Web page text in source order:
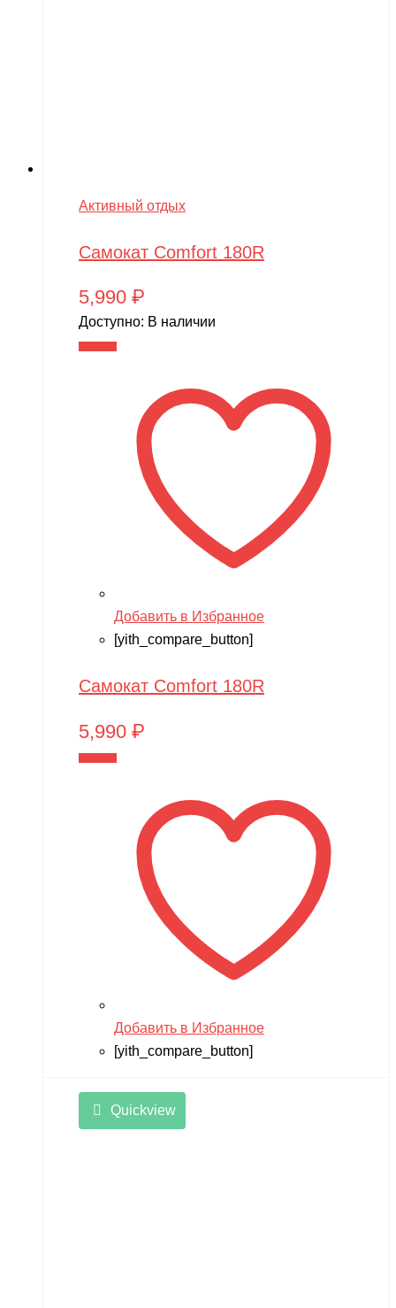
Активный отдых
Самокат Comfort 180R
5,990 ₽
Доступно: В наличии
Добавить в Избранное
[yith_compare_button]
Самокат Comfort 180R
5,990 ₽
Добавить в Избранное
[yith_compare_button]
Quickview